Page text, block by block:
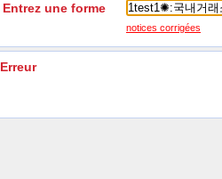
Entrez une forme
notices corrigées
Erreur